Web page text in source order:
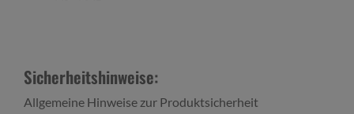
Sicherheitshinweise:
Allgemeine Hinweise zur Produktsicherheit